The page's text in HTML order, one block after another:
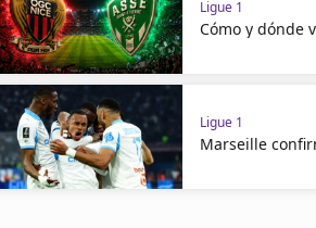
Ligue 1
Cómo y dónde
Ligue 1
Marseille